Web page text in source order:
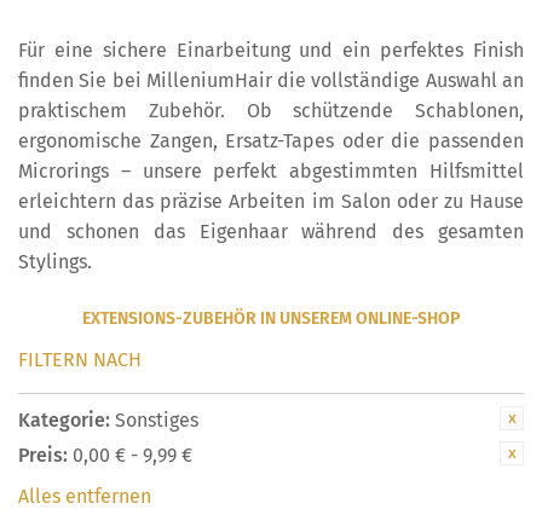
Für eine sichere Einarbeitung und ein perfektes Finish
finden Sie bei MilleniumHair die vollständige Auswahl an
praktischem Zubehör. Ob schützende Schablonen,
ergonomische Zangen, Ersatz-Tapes oder die passenden
Microrings – unsere perfekt abgestimmten Hilfsmittel
erleichtern das präzise Arbeiten im Salon oder zu Hause
und schonen das Eigenhaar während des gesamten
Stylings.
EXTENSIONS-ZUBEHÖR IN UNSEREM ONLINE-SHOP
FILTERN NACH
Kategorie: Sonstiges
Preis: 0,00 € - 9,99 €
Alles entfernen